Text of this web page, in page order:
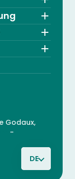
Godaux,
-
DE